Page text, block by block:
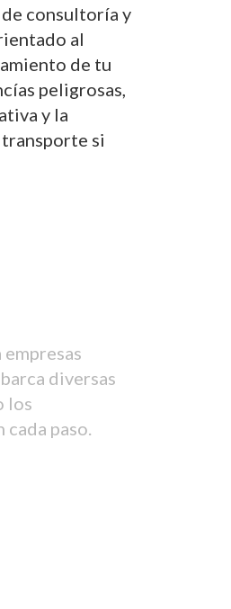
consultoría y
al
de tu
peligrosas,
y la
si
diversas
los
paso.